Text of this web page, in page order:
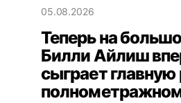
05.08.2026
Теперь на
Билли Айлиш
сыграет главную